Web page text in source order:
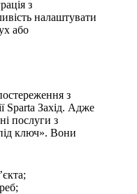
з
налаштувати
або
з
Sparta Захід. Адже
послуги з
ключ». Вони